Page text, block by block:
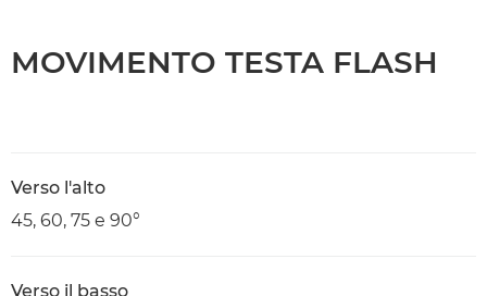
MOVIMENTO TESTA FLASH
Verso l'alto
45, 60, 75 e 90°
Verso il basso